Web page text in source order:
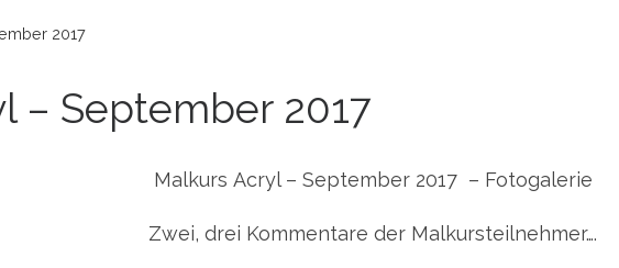
2017
– September 2017
Malkurs Acryl – September 2017 – Fotogalerie
Zwei, drei Kommentare der Malkursteilnehmer….